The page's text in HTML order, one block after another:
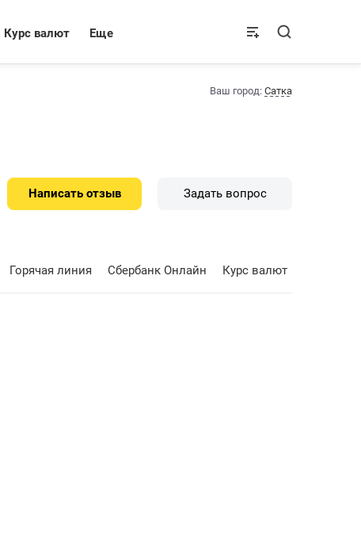
Курс валют Еще
Ваш город: Сатка
Написать отзыв Задать вопрос
Горячая линия Сбербанк Онлайн Курс валют